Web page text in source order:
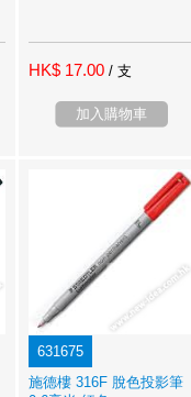
HK$ 17.00 / 支
加入購物車
631675
施德樓 316F 脫色投影筆